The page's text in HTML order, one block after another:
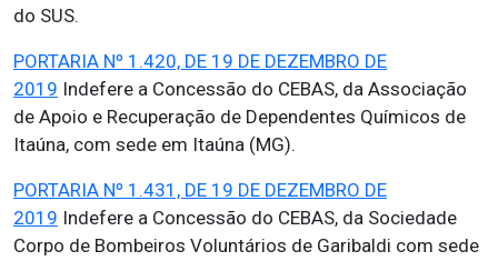
do SUS.
PORTARIA Nº 1.420, DE 19 DE DEZEMBRO DE
2019 Indefere a Concessão do CEBAS, da Associação
de Apoio e Recuperação de Dependentes Químicos de
Itaúna, com sede em Itaúna (MG).
PORTARIA Nº 1.431, DE 19 DE DEZEMBRO DE
2019 Indefere a Concessão do CEBAS, da Sociedade
Corpo de Bombeiros Voluntários de Garibaldi com sede